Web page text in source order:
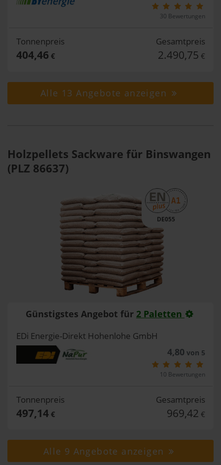
30 Bewertungen
Tonnenpreis
404,46 €
Gesamtpreis
2.490,75 €
Alle 13 Angebote anzeigen
Holzpellets Sackware für Binswangen
(PLZ 86637)
DE055
Günstigstes Angebot für 2 Paletten
EDi Energie-Direkt Hohenlohe GmbH
4,80 von 5
10 Bewertungen
Tonnenpreis
497,14€
Gesamtpreis
969,42 €
Alle 9 Angebote anzeigen